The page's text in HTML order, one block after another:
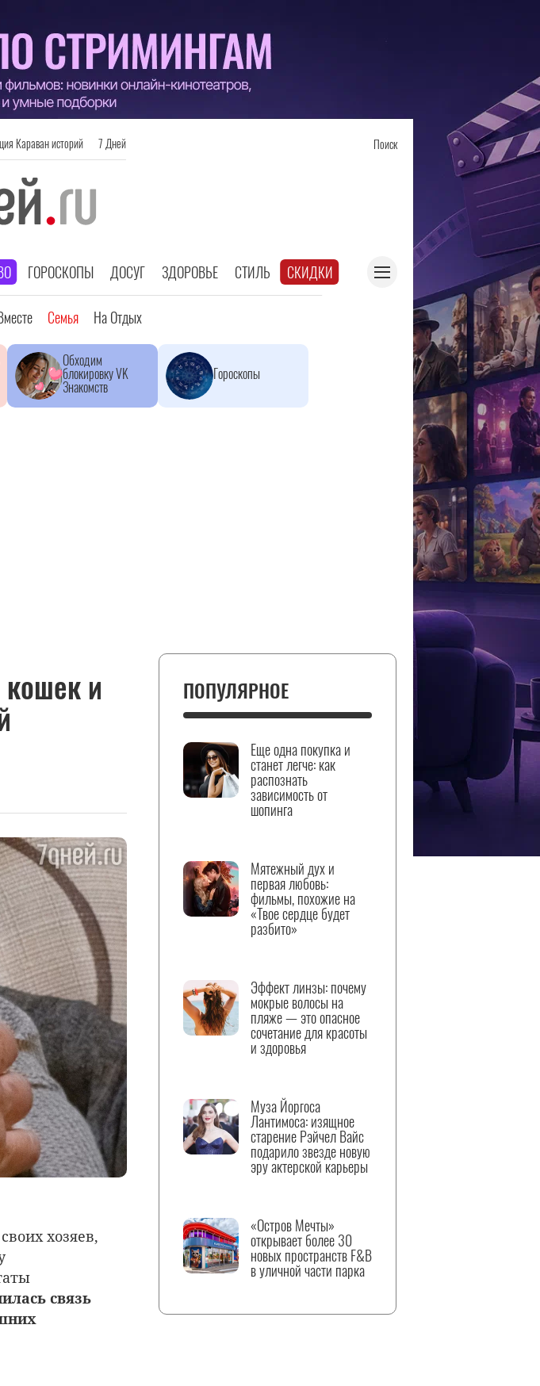
Караван историй 7 Дней Поиск
ГОРОСКОПЫ ДОСУГ ЗДОРОВЬЕ СТИЛЬ СКИДКИ
Семья На Отдых
Обходим
блокировку VK
Знакомств
Гороскопы
и
хозяев,
связь
ПОПУЛЯРНОЕ
Еще одна покупка и
станет легче: как
распознать
зависимость от
шопинга
Мятежный дух и
первая любовь:
фильмы, похожие на
«Твое сердце будет
разбито»
Эффект линзы: почему
мокрые волосы на
пляже — это опасное
сочетание для красоты
и здоровья
Муза Йоргоса
Лантимоса: изящное
старение Рэйчел Вайс
подарило звезде новую
эру актерской карьеры
«Остров Мечты»
открывает более 30
новых пространств F&B
в уличной части парка